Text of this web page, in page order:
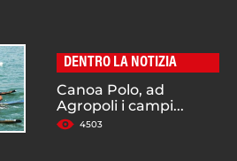
DENTRO LA NOTIZIA
Canoa Polo, ad
Agropoli i campi...
4503